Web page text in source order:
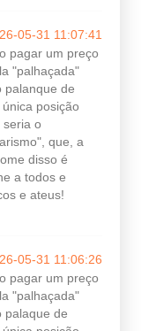
05-31 11:07:41
pagar um preço
"palhaçada"
palanque de
posição
seria o
que, a
disso é
a todos e
e ateus!
05-31 11:06:26
pagar um preço
"palhaçada"
palaque de